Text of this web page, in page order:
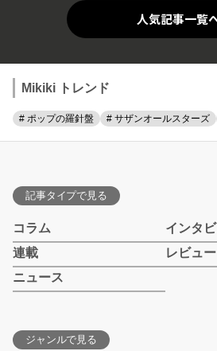
人気記事一覧
Mikiki トレンド
# ポップの羅針盤 # サザンオールスターズ
記事タイプで見る
コラム
インタ
連載
レビュー
ニュース
ジャンルで見る